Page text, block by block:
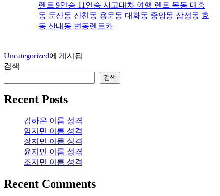
렌트 9인승 11인승 사고대차 여행 렌트 목동 대흥
동 둔산동 산천동 용문동 대화동 중앙동 삼성동 효
동 산내동 변동렌트카
Uncategorized에 게시됨
검색
검색
Recent Posts
김하은 이름 성격
임지민 이름 성격
장지민 이름 성격
윤지민 이름 성격
조지민 이름 성격
Recent Comments